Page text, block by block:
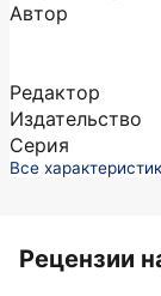
Автор
Редактор
Издательство
Серия
Все
Рецензии